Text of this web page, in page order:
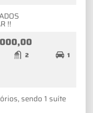
!!
2 1
sendo 1 suíte